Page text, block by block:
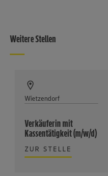
Weitere Stellen
Wietzendorf
Verkäuferin mit
Kassentätigkeit (m/w/d)
ZUR STELLE